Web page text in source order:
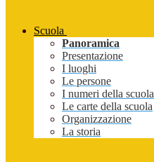
Scuola
Panoramica
Presentazione
I luoghi
Le persone
I numeri della scuola
Le carte della scuola
Organizzazione
La storia